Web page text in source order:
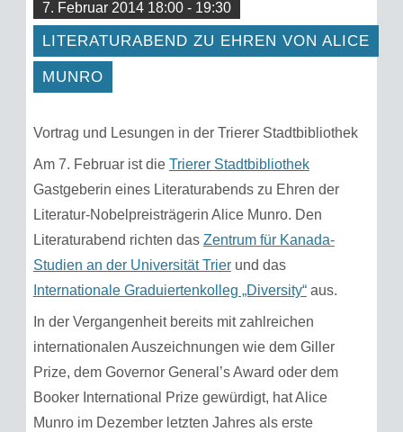
7. Februar 2014 18:00 - 19:30
LITERATURABEND ZU EHREN VON ALICE
MUNRO
Vortrag und Lesungen in der Trierer Stadtbibliothek
Am 7. Februar ist die Trierer Stadtbibliothek
Gastgeberin eines Literaturabends zu Ehren der
Literatur-Nobelpreisträgerin Alice Munro. Den
Literaturabend richten das Zentrum für Kanada-
Studien an der Universität Trierund das
Internationale Graduiertenkolleg „Diversity“aus.
In der Vergangenheit bereits mit zahlreichen
internationalen Auszeichnungen wie dem Giller
Prize, dem Governor General’s Award oder dem
Booker International Prize gewürdigt, hat Alice
Munro im Dezember letzten Jahres als erste